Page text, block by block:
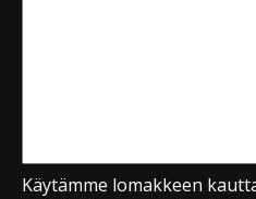
Käytämme lomakkeen